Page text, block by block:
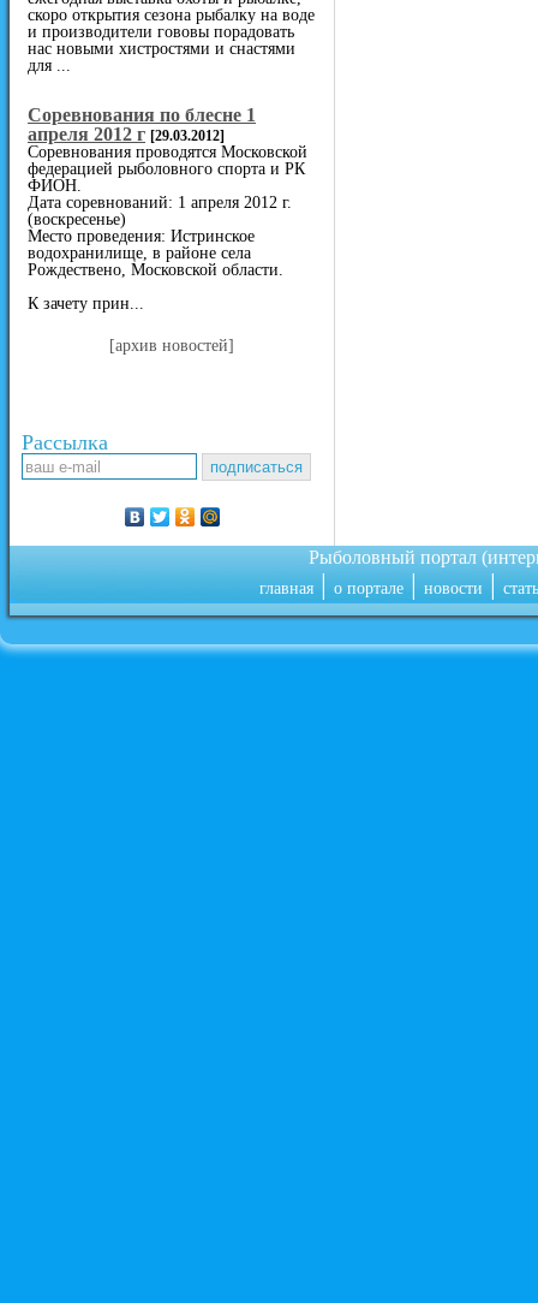
скоро открытия сезона рыбалку на воде
и производители гововы порадовать
нас новыми хистростями и снастями
для ...
Cоревнования по блесне 1
апреля 2012 г [29.03.2012]
Соревнования проводятся Московской
федерацией рыболовного спорта и РК
ФИОН.
Дата соревнований: 1 апреля 2012 г.
(воскресенье)
Место проведения: Истринское
водохранилище, в районе села
Рождествено, Московской области.
К зачету прин...
[архив новостей]
Рассылка
Рыболовный портал
главная|о портале|новости|